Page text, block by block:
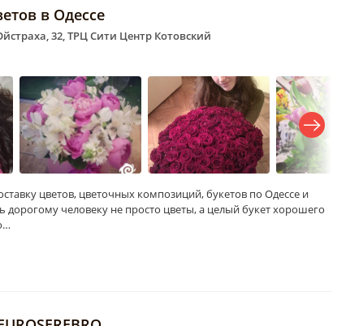
в Одессе
32, ТРЦ Сити Центр Котовский
цветов, цветочных композиций, букетов по Одессе и
человеку не просто цветы, а целый букет хорошего